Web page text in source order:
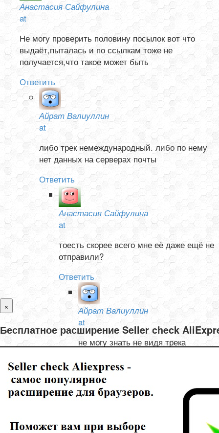
Анастасия Сайфулина
at
Не могу проверить половину посылок вот что
выдаёт,пыталась и по ссылкам тоже не
получается,что такое может быть
Ответить
Айрат Валиуллин
at
либо трек немеждународный. либо по нему
нет данных на серверах почты
Ответить
Анастасия Сайфулина
at
тоесть скорее всего мне её даже ещё не
отправили?
Ответить
Айрат Валиуллин
at
не могу знать не видя трека
Ответить
Олеся и Валентин Тишелович
не могу отследить товар с Али, не отслеживается
×
Бесплатное расширение Seller check